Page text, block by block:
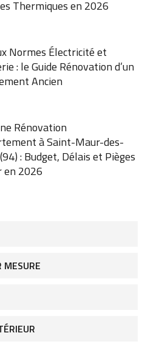
Ancien
Rénovation
à Saint-Maur-des-
: Budget, Délais et Pièges
2026
MODERNE